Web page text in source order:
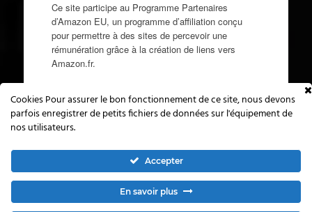
Ce site participe au Programme Partenaires
d’Amazon EU, un programme d’affiliation conçu
pour permettre à des sites de percevoir une
rémunération grâce à la création de liens vers
Amazon.fr.
© Toward Wisdom - Le blog de Michel
Novovitch 2021 - 2026
Aller
contenu
Informations légales
Contact
Confidentialité
Cookies Pour assurer le bon fonctionnement de ce site, nous devons
parfois enregistrer de petits fichiers de données sur l'équipement de
nos utilisateurs.
Accepter
En savoir plus